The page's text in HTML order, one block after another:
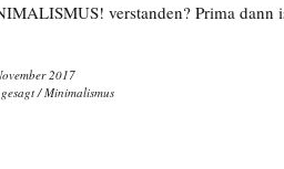
verstanden? Prima dann
2017
/Minimalismus